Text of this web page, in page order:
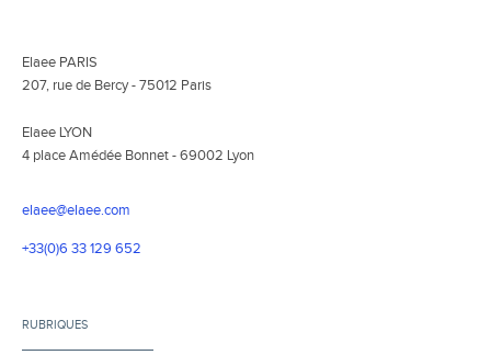
Elaee PARIS
207, rue de Bercy - 75012 Paris
Elaee LYON
4 place Amédée Bonnet - 69002 Lyon
elaee@elaee.com
+33(0)6 33 129 652
RUBRIQUES